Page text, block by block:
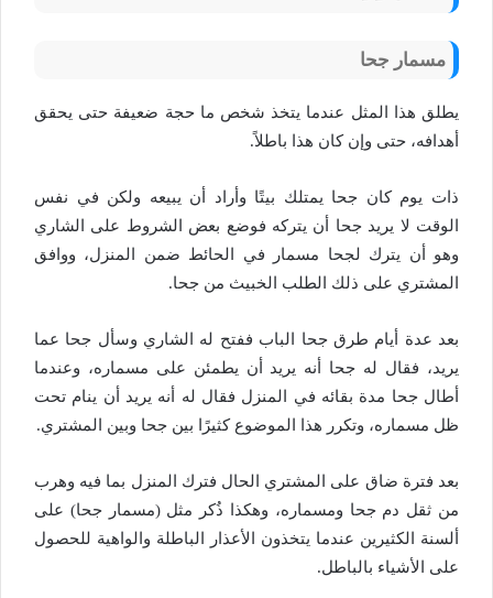
مسمار جحا
يطلق هذا المثل عندما يتخذ شخص ما حجة ضعيفة حتى يحقق
أهدافه، حتى وإن كان هذا باطلاً.
ذات يوم كان جحا يمتلك بيتًا وأراد أن يبيعه ولكن في نفس
الوقت لا يريد جحا أن يتركه فوضع بعض الشروط على الشاري
وهو أن يترك لجحا مسمار في الحائط ضمن المنزل، ووافق
المشتري على ذلك الطلب الخبيث من جحا.
بعد عدة أيام طرق جحا الباب ففتح له الشاري وسأل جحا عما
يريد، فقال له جحا أنه يريد أن يطمئن على مسماره، وعندما
أطال جحا مدة بقائه في المنزل فقال له أنه يريد أن ينام تحت
ظل مسماره، وتكرر هذا الموضوع كثيرًا بين جحا وبين المشتري.
بعد فترة ضاق على المشتري الحال فترك المنزل بما فيه وهرب
من ثقل دم جحا ومسماره، وهكذا ذُكر مثل (مسمار جحا) على
ألسنة الكثيرين عندما يتخذون الأعذار الباطلة والواهية للحصول
على الأشياء بالباطل.